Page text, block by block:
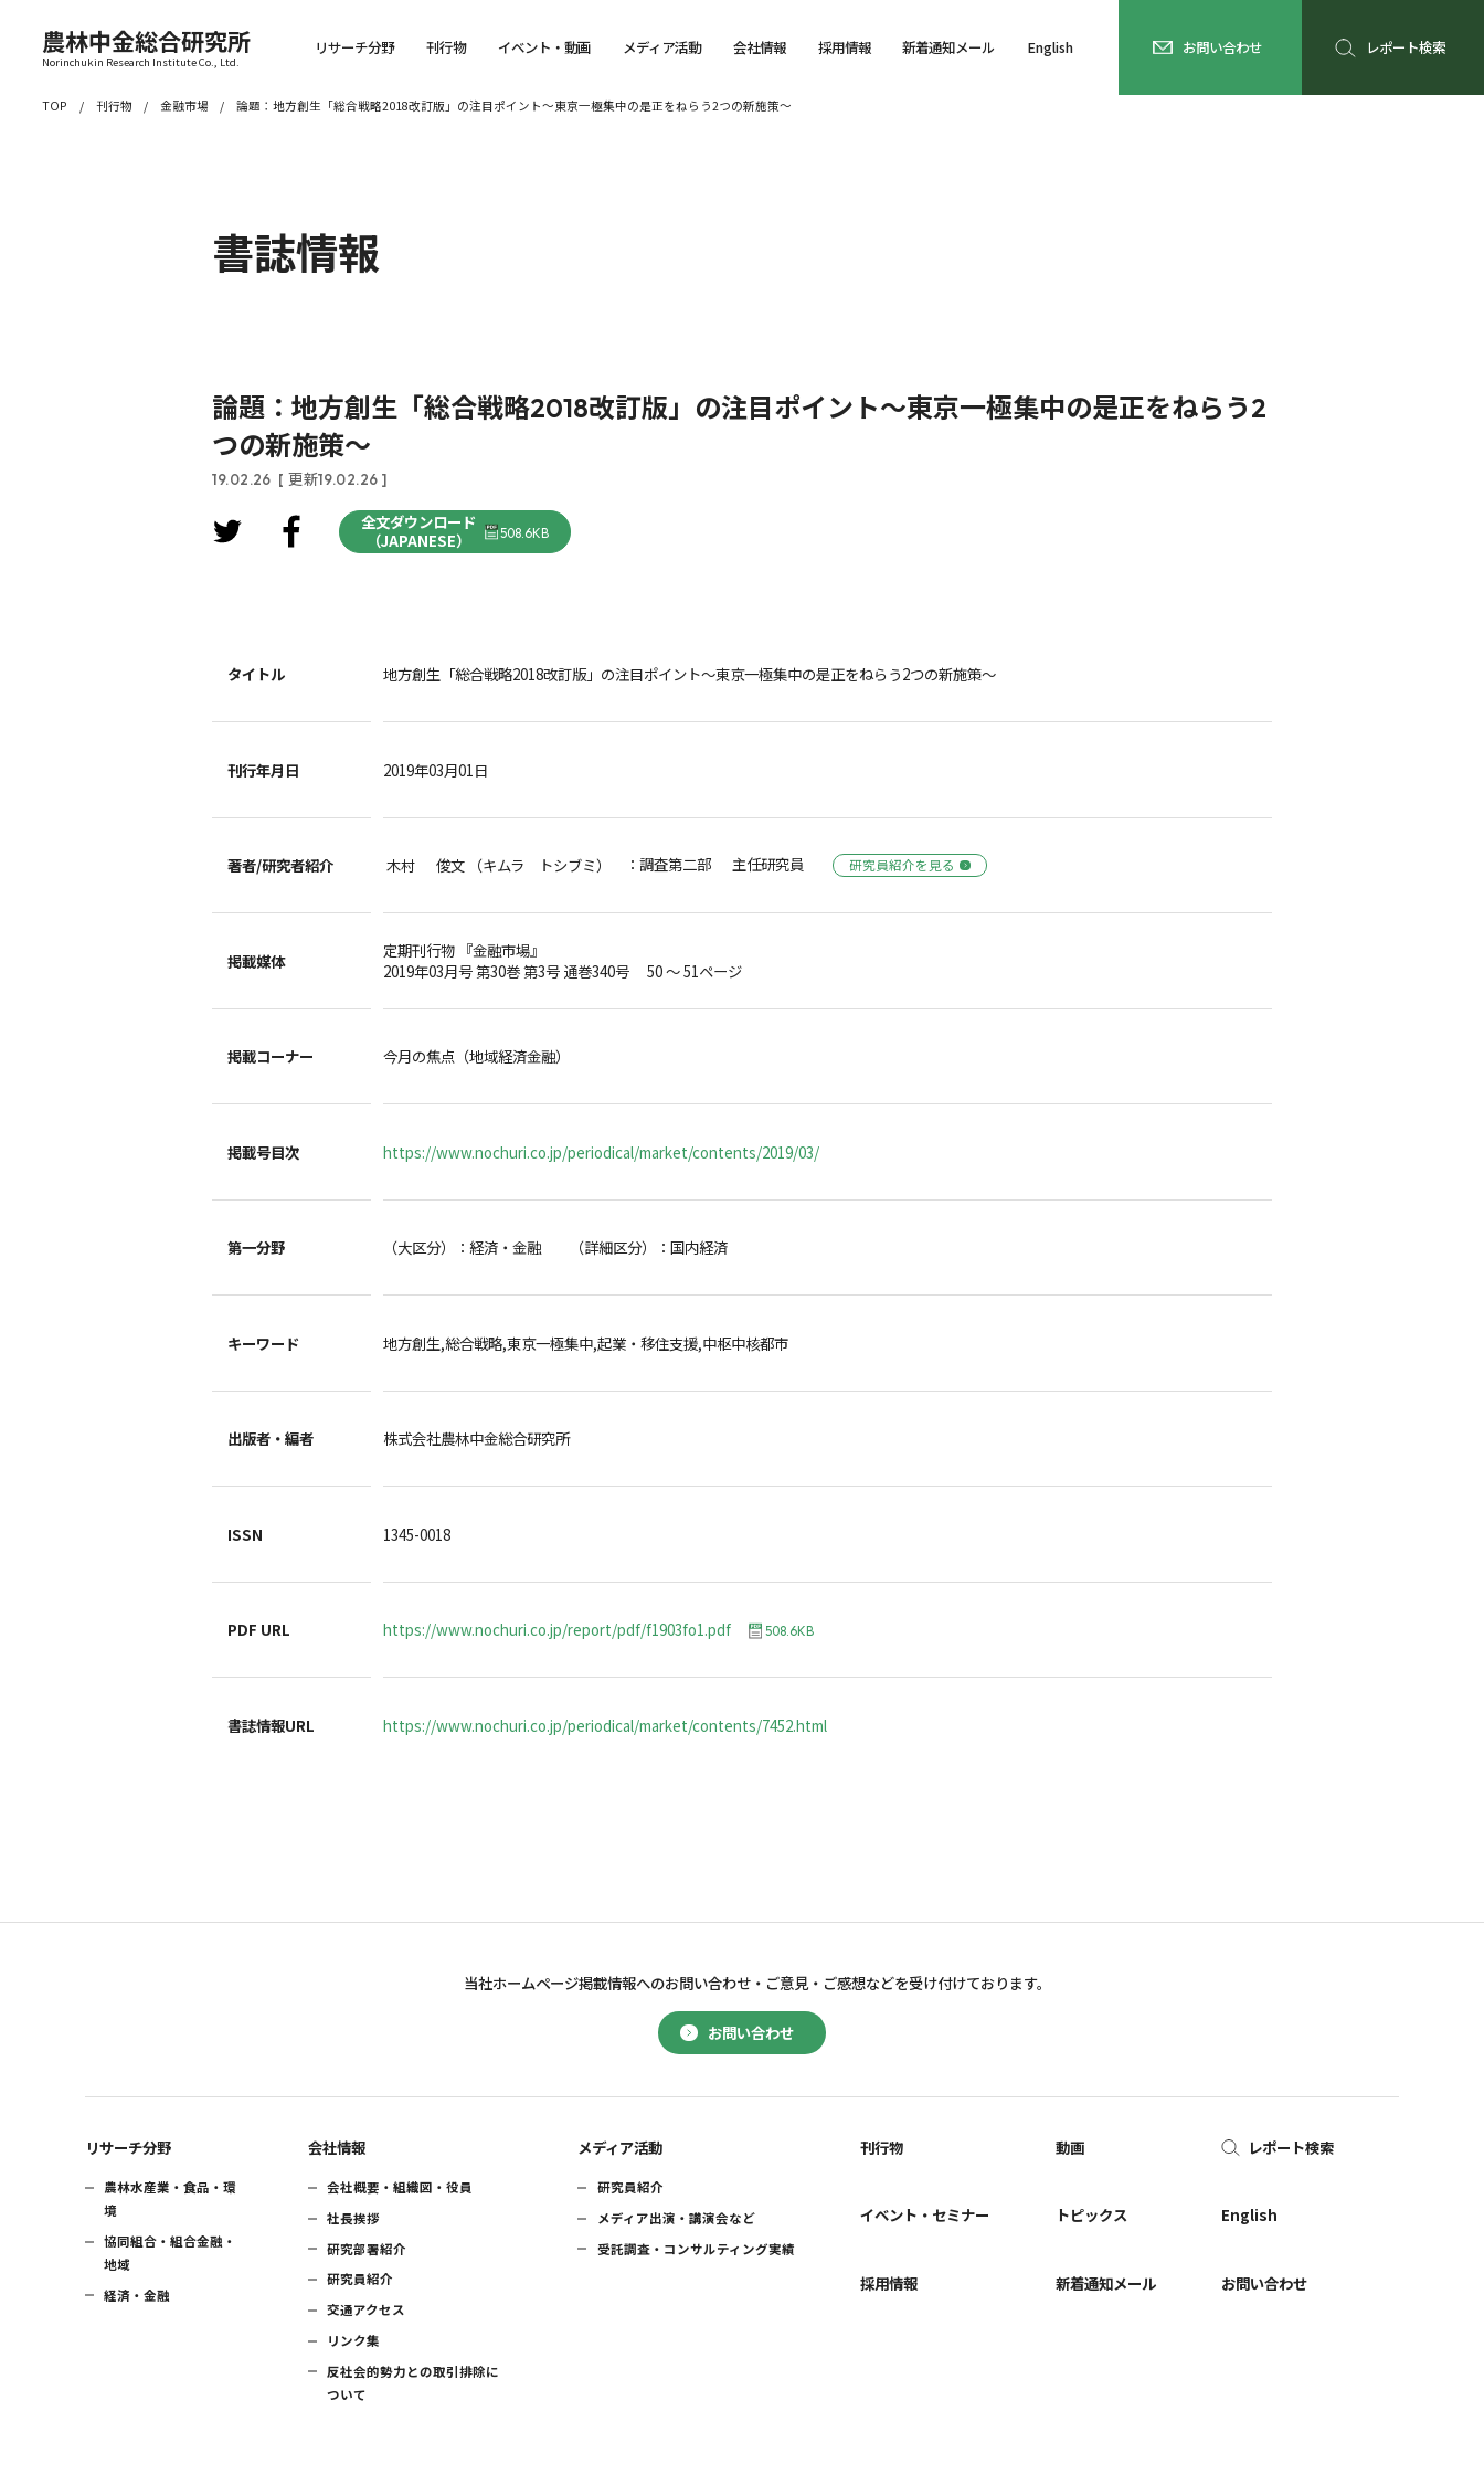
農林中金総合研究所
Norinchukin Research Institute Co., Ltd.
リサーチ分野 刊行物 イベント・動画 メディア活動 会社情報 採用情報 新着通知メール English お問い合わせ レポート検索
TOP 刊行物 金融市場 論題：地方創生「総合戦略2018改訂版」の注目ポイント～東京一極集中の是正をねらう2つの新施策～
書誌情報
論題：地方創生「総合戦略2018改訂版」の注目ポイント～東京一極集中の是正をねらう2
つの新施策～
19.02.26 [ 更新19.02.26 ]
全文ダウンロード
（JAPANESE）
508.6KB
タイトル 地方創生「総合戦略2018改訂版」の注目ポイント～東京一極集中の是正をねらう2つの新施策～
刊行年月日 2019年03月01日
著者/研究者紹介 木村 俊文 （キムラ トシブミ） ：調査第二部 主任研究員 研究員紹介を見る
掲載媒体
定期刊行物 『金融市場』
2019年03月号 第30巻 第3号 通巻340号 50 ～ 51ページ
掲載コーナー 今月の焦点（地域経済金融）
掲載号目次 https://www.nochuri.co.jp/periodical/market/contents/2019/03/
第一分野 （大区分）：経済・金融 （詳細区分）：国内経済
キーワード 地方創生,総合戦略,東京一極集中,起業・移住支援,中枢中核都市
出版者・編者 株式会社農林中金総合研究所
ISSN 1345-0018
PDF URL https://www.nochuri.co.jp/report/pdf/f1903fo1.pdf 508.6KB
書誌情報URL https://www.nochuri.co.jp/periodical/market/contents/7452.html
お問い合わせ
当社ホームページ掲載情報へのお問い合わせ・ ご意見・ご感想などを受け付けております。
リサーチ分野
農林水産業・食品・環
境
協同組合・組合金融・
地域
経済・金融
会社情報
会社概要・組織図・役員
社長挨拶
研究部署紹介
研究員紹介
交通アクセス
リンク集
反社会的勢力との取引排除に
ついて
メディア活動
研究員紹介
メディア出演・講演会など
受託調査・コンサルティング実績
刊行物
イベント・セミナー
採用情報
動画
トピックス
新着通知メール
レポート検索
English
お問い合わせ